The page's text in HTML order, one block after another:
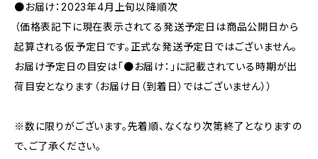
●お届け：2023年4月上旬以降順次
（価格表記下に現在表示されてる発送予定日は商品公開日から
起算される仮予定日です。正式な発送予定日ではございません。
お届け予定日の目安は「●お届け：」に記載されている時期が出
荷目安となります（お届け日（到着日）ではございません））
※数に限りがございます。先着順、なくなり次第終了となりますの
で、ご了承ください。